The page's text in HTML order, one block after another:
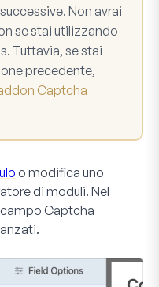
Non avrai
se stai utilizzando
Tuttavia, se stai
precedente,
Captcha
o modifica uno
di moduli. Nel
Captcha
.